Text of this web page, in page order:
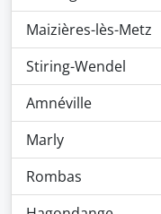
Maizières-lès-Metz
Stiring-Wendel
Amnéville
Marly
Rombas